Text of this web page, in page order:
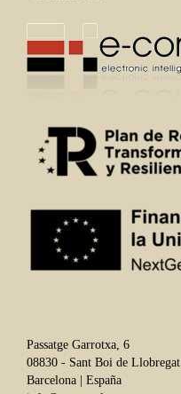
Passatge Garrotxa, 6
08830 - Sant Boi de Llobregat
Barcelona | España